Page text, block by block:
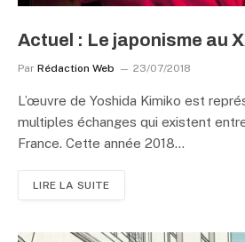
Actuel : Le japonisme au
Par Rédaction Web 23/07/2018
L’œuvre de Yoshida Kimiko est
multiples échanges qui existent
France. Cette année 2018…
LIRE LA SUITE